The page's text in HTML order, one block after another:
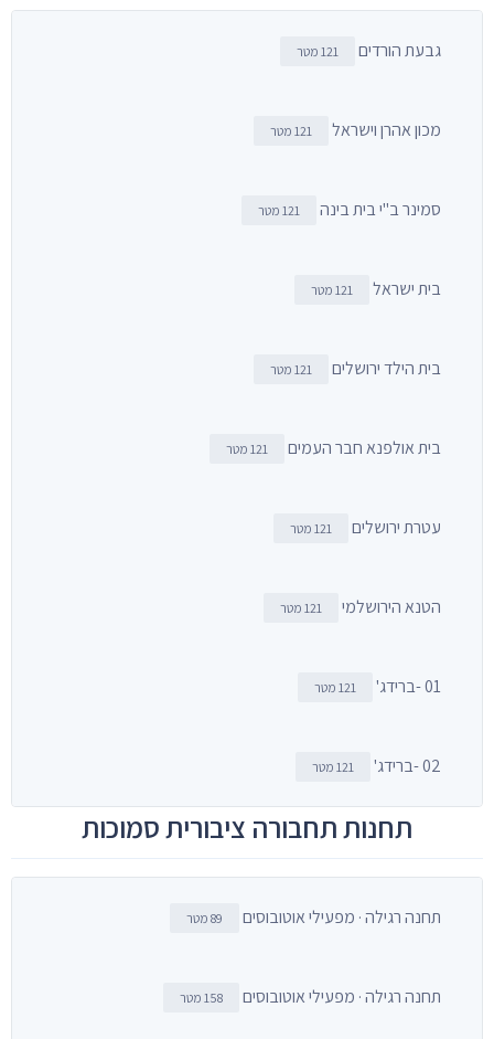
גבעת הורדים 121 מטר
מכון אהרן וישראל 121 מטר
סמינר ב"י בית בינה 121 מטר
בית ישראל 121 מטר
בית הילד ירושלים 121 מטר
בית אולפנא חבר העמים 121 מטר
עטרת ירושלים 121 מטר
הטנא הירושלמי 121 מטר
01 -ברידג' 121 מטר
02 -ברידג' 121 מטר
תחנות תחבורה ציבורית סמוכות
תחנה רגילה · מפעילי אוטובוסים 89 מטר
תחנה רגילה · מפעילי אוטובוסים 158 מטר